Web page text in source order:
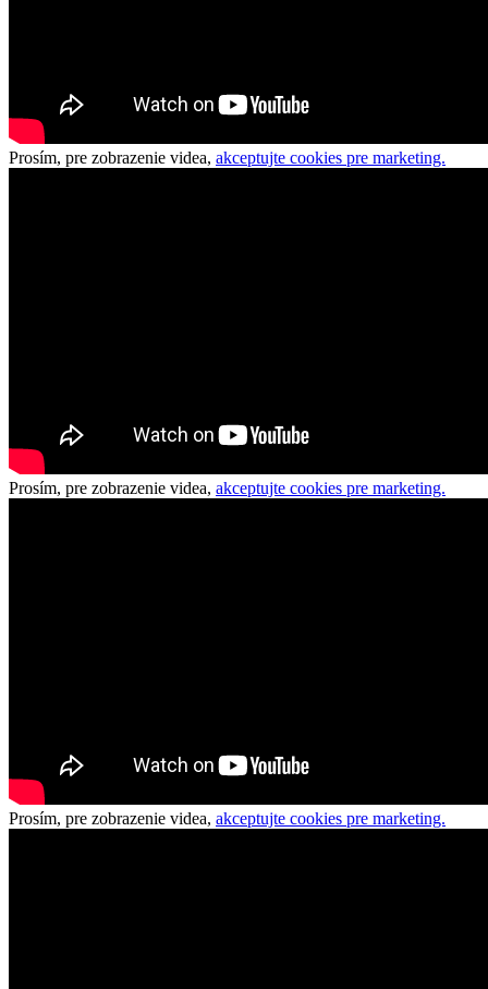
Prosím, pre zobrazenie videa, akceptujte cookies pre marketing.
Prosím, pre zobrazenie videa, akceptujte cookies pre marketing.
Prosím, pre zobrazenie videa, akceptujte cookies pre marketing.